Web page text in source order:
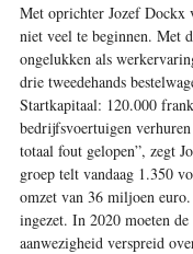
Met oprichter Jozef Dockx
niet veel te beginnen. Met
ongelukken als
drie tweedehands
Startkapitaal: 120.000
bedrijfsvoertuigen
totaal fout gelopen”, zegt
groep telt vandaag 1.350
omzet van 36 miljoen
ingezet. In 2020 moeten
aanwezigheid verspreid